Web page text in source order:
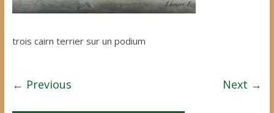
trois cairn terrier sur un podium
← Previous Next →